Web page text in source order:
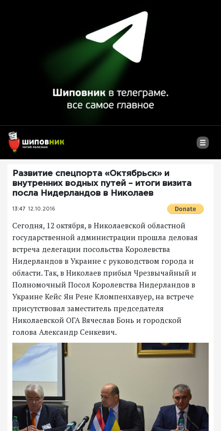
Развитие спецпорта «Октябрьск» и
внутренних водных путей – итоги визита
посла Нидерландов в Николаев
13:47 12.10.2016
Сегодня, 12 октября, в Николаевской областной
государственной администрации прошла деловая
встреча делегации посольства Королевства
Нидерландов в Украине с руководством города и
области. Так, в Николаев прибыл Чрезвычайный и
Полномочный Посол Королевства Нидерландов в
Украине Кейс Ян Рене Кломпенхавуер, на встрече
присутствовал заместитель председателя
Николаевской ОГА Вячеслав Бонь и городской
голова Александр Сенкевич.